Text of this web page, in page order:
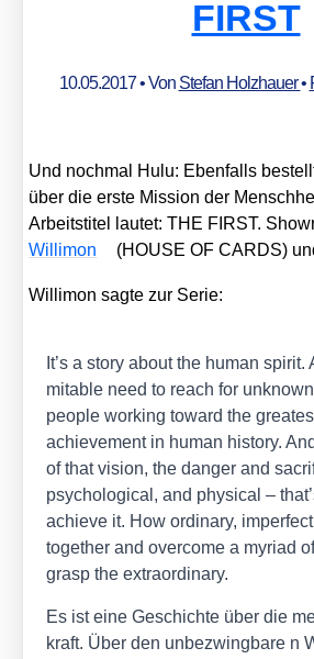
FIRST
10.05.2017• Von Stefan Holzhauer•
Und noch­mal Hulu: Eben­falls
über die ers­te Mis­si­on der
Arbeits­ti­tel lau­tet: THE FIRST.
Wil­li­mon
(HOUSE OF CARDS)
Wil­li­mon sag­te zur Serie:
It’s a sto­ry about the human
mi­ta­ble need to reach for
peo­p­le working toward the
achie­ve­ment in human histo­ry.
of that visi­on, the dan­ger and
psy­cho­lo­gi­cal, and phy­si­cal –
achie­ve it. How ordi­na­ry,
tog­e­ther and over­co­me a myri­ad
grasp the extra­or­di­na­ry.
Es ist eine Geschich­te über die
kraft. Über den unbe­zwing­ba­re n